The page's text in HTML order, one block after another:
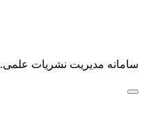
سامانه مدیریت نشریات علمی.